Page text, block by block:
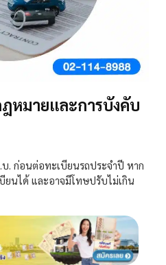
หมายและการบังคับ
บ ก่อนต่อทะเบียนรถประจำปี หาก
ยนได้ และอาจมีโทษปรับไม่เกิน